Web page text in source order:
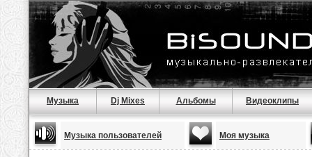
Музыка Dj Mixes Альбомы Видеоклипы
Музыка пользователей Моя музыка